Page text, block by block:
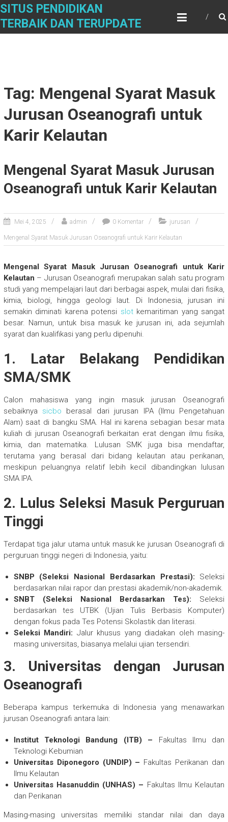
Skip
content
SITUS PENDIDIKAN
TERBAIK DAN TERUPDATE
Tag: Mengenal Syarat Masuk
Jurusan Oseanografi untuk
Karir Kelautan
Mengenal Syarat Masuk Jurusan
Oseanografi untuk Karir Kelautan
Mei 4, 2025 admin 0 Komentar jurusan
Mengenal Syarat Masuk Jurusan Oseanografi untuk Karir Kelautan
Mengenal Syarat Masuk Jurusan Oseanografi untuk Karir
Kelautan – Jurusan Oseanografi merupakan salah satu program
studi yang mempelajari laut dari berbagai aspek, mulai dari fisika,
kimia, biologi, hingga geologi laut. Di Indonesia, jurusan ini
semakin diminati karena potensi slotkemaritiman yang sangat
besar. Namun, untuk bisa masuk ke jurusan ini, ada sejumlah
syarat dan kualifikasi yang perlu dipenuhi.
1. Latar Belakang Pendidikan
SMA/SMK
Calon mahasiswa yang ingin masuk jurusan Oseanografi
sebaiknya sicbo berasal dari jurusan IPA (Ilmu Pengetahuan
Alam) saat di bangku SMA. Hal ini karena sebagian besar mata
kuliah di jurusan Oseanografi berkaitan erat dengan ilmu fisika,
kimia, dan matematika. Lulusan SMK juga bisa mendaftar,
terutama yang berasal dari bidang kelautan atau perikanan,
meskipun peluangnya relatif lebih kecil dibandingkan lulusan
SMA IPA.
2. Lulus Seleksi Masuk Perguruan
Tinggi
Terdapat tiga jalur utama untuk masuk ke jurusan Oseanografi di
perguruan tinggi negeri di Indonesia, yaitu:
SNBP (Seleksi Nasional Berdasarkan Prestasi): Seleksi
berdasarkan nilai rapor dan prestasi akademik/non-akademik.
SNBT (Seleksi Nasional Berdasarkan Tes): Seleksi
berdasarkan tes UTBK (Ujian Tulis Berbasis Komputer)
dengan fokus pada Tes Potensi Skolastik dan literasi.
Seleksi Mandiri: Jalur khusus yang diadakan oleh masing-
masing universitas, biasanya melalui ujian tersendiri.
3. Universitas dengan Jurusan
Oseanografi
Beberapa kampus terkemuka di Indonesia yang menawarkan
jurusan Oseanografi antara lain:
Institut Teknologi Bandung (ITB) – Fakultas Ilmu dan
Teknologi Kebumian
Universitas Diponegoro (UNDIP) – Fakultas Perikanan dan
Ilmu Kelautan
Universitas Hasanuddin (UNHAS) – Fakultas Ilmu Kelautan
dan Perikanan
Masing-masing universitas memiliki standar nilai dan daya